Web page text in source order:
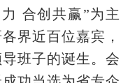
合创共赢”为主
界近百位嘉宾，
班子的诞生。会